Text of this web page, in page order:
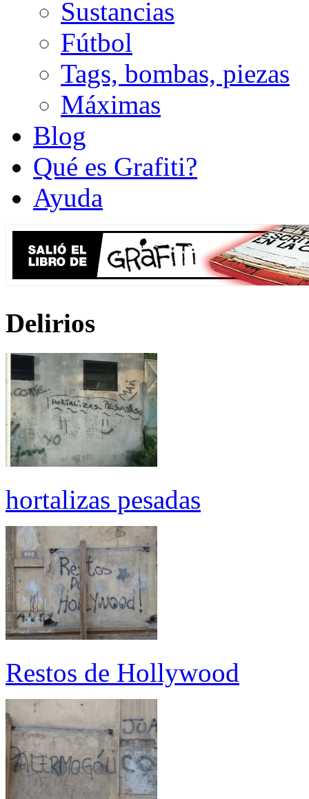
Sustancias
Fútbol
Tags, bombas, piezas
Máximas
Blog
Qué es Grafiti?
Ayuda
Delirios
hortalizas pesadas
Restos de Hollywood